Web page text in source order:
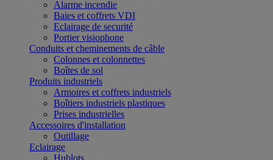
Alarme incendie
Baies et coffrets VDI
Eclairage de securité
Portier visiophone
Conduits et cheminements de câble
Colonnes et colonnettes
Boîtes de sol
Produits industriels
Armoires et coffrets industriels
Boîtiers industriels plastiques
Prises industrielles
Accessoires d'installation
Outillage
Eclairage
Hublots